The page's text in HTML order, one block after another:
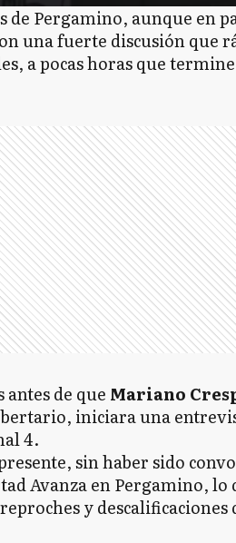
de Pergamino, aunque en
una fuerte discusión que
a pocas horas que
de que Mariano
iniciara una
4.
sin haber sido
Avanza en Pergamino, lo
y